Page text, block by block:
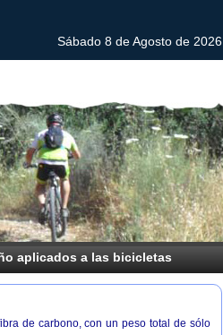
Sábado 8 de Agosto de 2026
aplicados a las bicicletas
de carbono, con un peso total de sólo